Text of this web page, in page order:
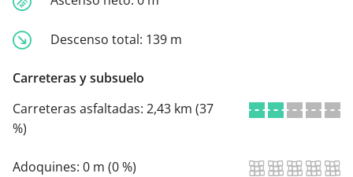
Descenso total: 139 m
Carreteras y subsuelo
Carreteras asfaltadas: 2,43 km (37
%)
Adoquines: 0 m (0 %)